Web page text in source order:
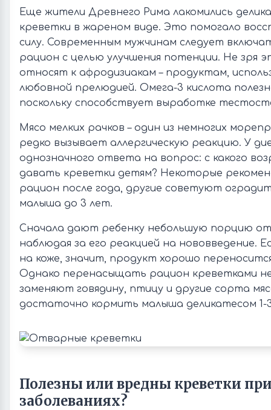
Еще жители Древнего Рима лакомились
креветки в жареном виде. Это помогало
силу. Современным мужчинам следует
рацион с целью улучшения потенции. Не зря
относят к афродизиакам – продуктам,
любовной прелюдией. Омега-3 кислота
поскольку способствует выработке
Мясо мелких рачков – один из немногих
редко вызывает аллергическую реакцию. У
однозначного ответа на вопрос: с какого
давать креветки детям? Некоторые
рацион после года, другие советуют
малыша до 3 лет.
Сначала дают ребенку небольшую порцию
наблюдая за его реакцией на нововведение.
на коже, значит, продукт хорошо
Однако перенасыщать рацион креветками
заменяют говядину, птицу и другие сорта
достаточно кормить малыша деликатесом 1-
Полезны или вредны креветки
заболеваниях?